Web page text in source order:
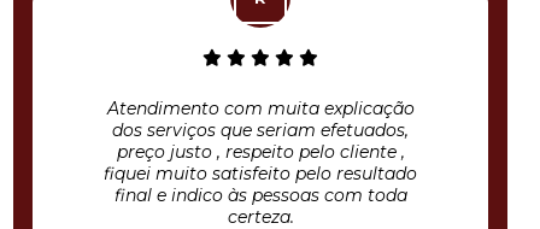
Atendimento com muita explicação
dos serviços que seriam efetuados,
preço justo , respeito pelo cliente ,
fiquei muito satisfeito pelo resultado
final e indico às pessoas com toda
certeza.